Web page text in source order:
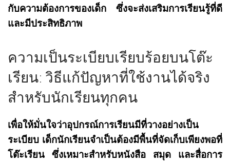
กับความต้องการของเด็ก ซึ่งจะส่งเสริมการเรียนรู้ที่ดี
และมีประสิทธิภาพ
ความเป็นระเบียบเรียบร้อยบนโต๊ะ
เรียน: วิธีแก้ปัญหาที่ใช้งานได้จริง
สำหรับนักเรียนทุกคน
เพื่อให้มั่นใจว่าอุปกรณ์การเรียนมีที่วางอย่างเป็น
ระเบียบ เด็กนักเรียนจำเป็นต้องมีพื้นที่จัดเก็บเพียงพอที่
โต๊ะเรียน ซึ่งเหมาะสำหรับหนังสือ สมุด และสื่อการ